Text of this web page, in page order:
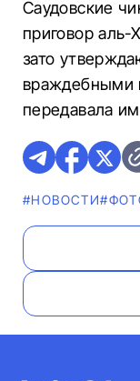
Саудовские
приговор аль-
зато
враждебными
передавала
#НОВОСТИ